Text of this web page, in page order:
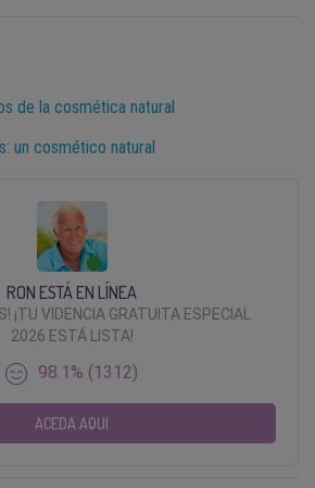
de la cosmética natural
un cosmético natural
RON ESTÁ EN LÍNEA
¡TU VIDENCIA GRATUITA ESPECIAL
2026 ESTÁ LISTA!
98.1% (1312)
ACEDA AQUI